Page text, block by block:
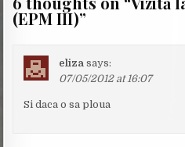
(EPM III)”
eliza says:
07/05/2012 at 16:07
Si daca o sa ploua